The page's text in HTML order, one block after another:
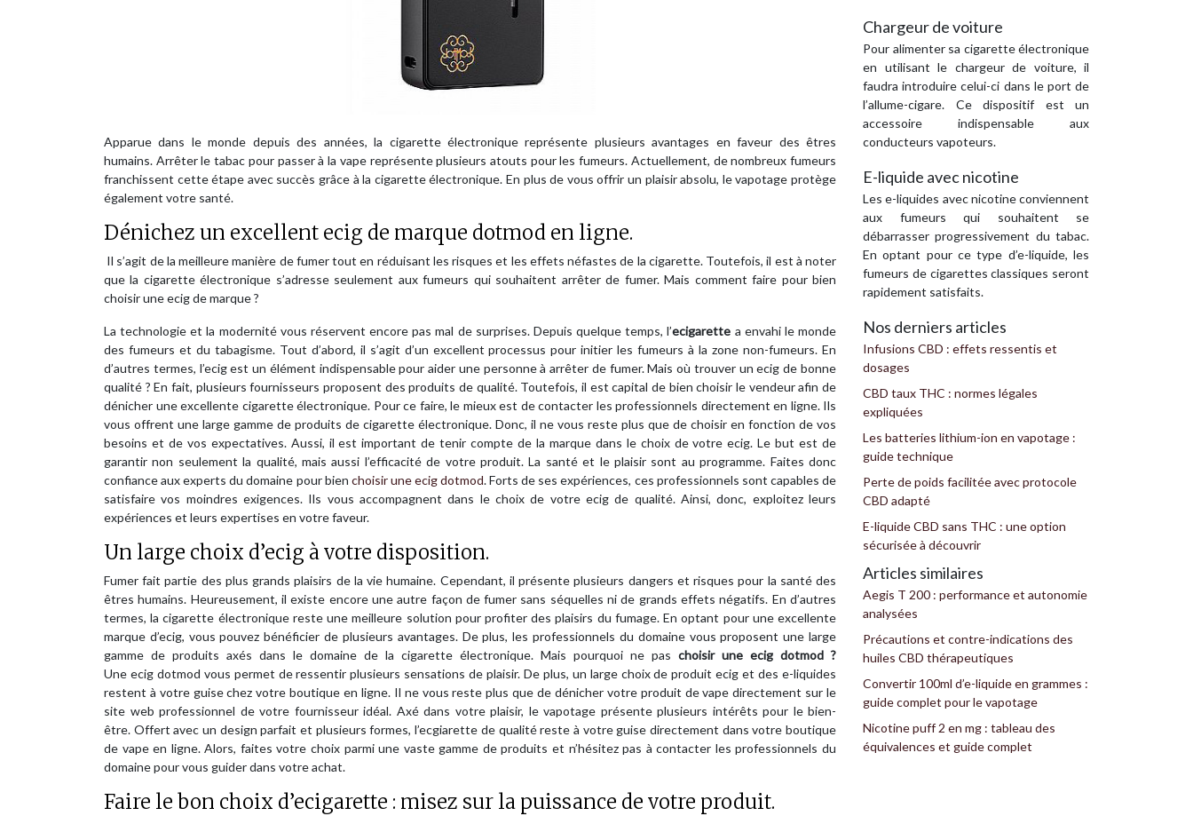
Apparue dans le monde depuis des années, la cigarette électronique représente plusieurs avantages en faveur des êtres
humains. Arrêter le tabac pour passer à la vape représente plusieurs atouts pour les fumeurs. Actuellement, de nombreux fumeurs
franchissent cette étape avec succès grâce à la cigarette électronique. En plus de vous offrir un plaisir absolu, le vapotage protège
également votre santé.
Dénichez un excellent ecig de marque dotmod en ligne.
Il s’agit de la meilleure manière de fumer tout en réduisant les risques et les effets néfastes de la cigarette. Toutefois, il est à noter
que la cigarette électronique s’adresse seulement aux fumeurs qui souhaitent arrêter de fumer. Mais comment faire pour bien
choisir une ecig de marque ?
La technologie et la modernité vous réservent encore pas mal de surprises. Depuis quelque temps, l’ecigarette a envahi le monde
des fumeurs et du tabagisme. Tout d’abord, il s’agit d’un excellent processus pour initier les fumeurs à la zone non-fumeurs. En
d’autres termes, l’ecig est un élément indispensable pour aider une personne à arrêter de fumer. Mais où trouver un ecig de bonne
qualité ? En fait, plusieurs fournisseurs proposent des produits de qualité. Toutefois, il est capital de bien choisir le vendeur afin de
dénicher une excellente cigarette électronique. Pour ce faire, le mieux est de contacter les professionnels directement en ligne. Ils
vous offrent une large gamme de produits de cigarette électronique. Donc, il ne vous reste plus que de choisir en fonction de vos
besoins et de vos expectatives. Aussi, il est important de tenir compte de la marque dans le choix de votre ecig. Le but est de
garantir non seulement la qualité, mais aussi l’efficacité de votre produit. La santé et le plaisir sont au programme. Faites donc
confiance aux experts du domaine pour bien choisir une ecig dotmod. Forts de ses expériences, ces professionnels sont capables de
satisfaire vos moindres exigences. Ils vous accompagnent dans le choix de votre ecig de qualité. Ainsi, donc, exploitez leurs
expériences et leurs expertises en votre faveur.
Un large choix d’ecig à votre disposition.
Fumer fait partie des plus grands plaisirs de la vie humaine. Cependant, il présente plusieurs dangers et risques pour la santé des
êtres humains. Heureusement, il existe encore une autre façon de fumer sans séquelles ni de grands effets négatifs. En d’autres
termes, la cigarette électronique reste une meilleure solution pour profiter des plaisirs du fumage. En optant pour une excellente
marque d’ecig, vous pouvez bénéficier de plusieurs avantages. De plus, les professionnels du domaine vous proposent une large
gamme de produits axés dans le domaine de la cigarette électronique. Mais pourquoi ne pas choisir une ecig dotmod ?
Une ecig dotmod vous permet de ressentir plusieurs sensations de plaisir. De plus, un large choix de produit ecig et des e-liquides
restent à votre guise chez votre boutique en ligne. Il ne vous reste plus que de dénicher votre produit de vape directement sur le
site web professionnel de votre fournisseur idéal. Axé dans votre plaisir, le vapotage présente plusieurs intérêts pour le bien-
être. Offert avec un design parfait et plusieurs formes, l’ecgiarette de qualité reste à votre guise directement dans votre boutique
de vape en ligne. Alors, faites votre choix parmi une vaste gamme de produits et n’hésitez pas à contacter les professionnels du
domaine pour vous guider dans votre achat.
Faire le bon choix d’ecigarette : misez sur la puissance de votre produit.
Chargeur de voiture
Pour alimenter sa cigarette électronique
en utilisant le chargeur de voiture, il
faudra introduire celui-ci dans le port de
l’allume-cigare. Ce dispositif est un
accessoire indispensable aux
conducteurs vapoteurs.
E-liquide avec nicotine
Les e-liquides avec nicotine conviennent
aux fumeurs qui souhaitent se
débarrasser progressivement du tabac.
En optant pour ce type d’e-liquide, les
fumeurs de cigarettes classiques seront
rapidement satisfaits.
Nos derniers articles
Infusions CBD : effets ressentis et
dosages
CBD taux THC : normes légales
expliquées
Les batteries lithium-ion en vapotage :
guide technique
Perte de poids facilitée avec protocole
CBD adapté
E-liquide CBD sans THC : une option
sécurisée à découvrir
Articles similaires
Aegis T 200 : performance et autonomie
analysées
Précautions et contre-indications des
huiles CBD thérapeutiques
Convertir 100ml d’e-liquide en grammes :
guide complet pour le vapotage
Nicotine puff 2 en mg : tableau des
équivalences et guide complet